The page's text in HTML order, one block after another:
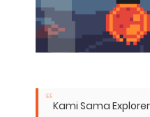
Kami Sama Explorer